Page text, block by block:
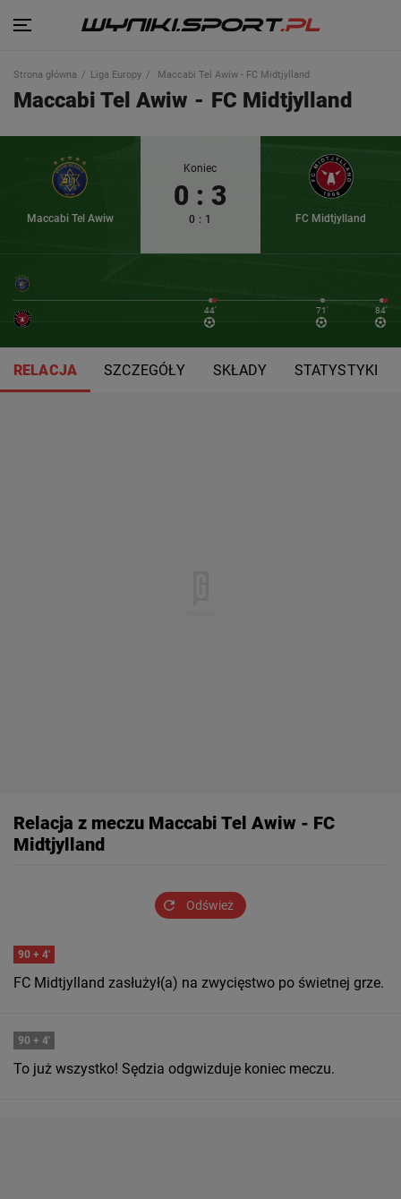
Strona główna Liga Europy Maccabi Tel Awiw - FC Midtjylland
Maccabi Tel Awiw - FC Midtjylland
Maccabi Tel Awiw
Koniec
0 : 3
0 : 1 FC Midtjylland
44' 71' 84'
RELACJA SZCZEGÓŁY SKŁADY STATYSTYKI
Relacja z meczu Maccabi Tel Awiw - FC
Midtjylland
Odśwież
90 + 4'
FC Midtjylland zasłużył(a) na zwycięstwo po świetnej grze.
90 + 4'
To już wszystko! Sędzia odgwizduje koniec meczu.